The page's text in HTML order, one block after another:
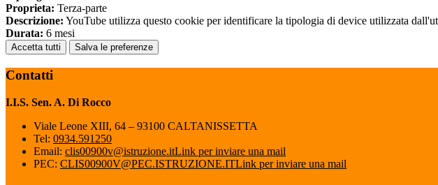
Proprieta: Terza-parte
Descrizione: YouTube utilizza questo cookie per identificare la tipologia di device utilizzata
Durata: 6 mesi
Accetta tutti Salva le preferenze
Contatti
I.I.S. Sen. A. Di Rocco
Viale Leone XIII, 64 – 93100 CALTANISSETTA
Tel: 0934.591250
Email: clis00900v@istruzione.itLink per inviare una mail
PEC: CLIS00900V@PEC.ISTRUZIONE.ITLink per inviare una mail